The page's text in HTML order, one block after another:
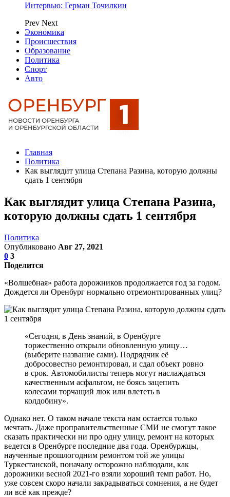
Интервью: Герман Точилкин
Prev Next
Экономика
Происшествия
Образование
Политика
Спорт
Авто
Главная
Политика
Как выглядит улица Степана Разина, которую должны
сдать 1 сентября
Как выглядит улица Степана Разина,
которую должны сдать 1 сентября
Политика
Опубликовано Авг 27, 2021
0 3
Поделится
«Волшебная» работа дорожников продолжается год за годом.
Дождется ли Оренбург нормально отремонтированных улиц?
«Сегодня, в День знаний, в Оренбурге
торжественно открыли обновленную улицу…
(выберите название сами). Подрядчик её
добросовестно ремонтировал, и сдал объект ровно
в срок. Автомобилисты теперь могут наслаждаться
качественным асфальтом, не боясь зацепить
колесами торчащий люк или влететь в
колдобину».
Однако нет. О таком начале текста нам остается только
мечтать. Даже проправительственные СМИ не смогут такое
сказать практически ни про одну улицу, ремонт на которых
ведется в Оренбурге последние два года. Оренбуржцы,
наученные прошлогодним ремонтом той же улицы
Туркестанской, поначалу осторожно наблюдали, как
дорожники весной 2021-го взяли хороший темп работ. Но,
уже совсем скоро начали закрадываться сомнения, а не будет
ли всё как прежде?